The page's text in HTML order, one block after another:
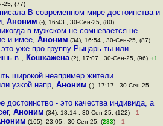
25, (77)
В современном мире достоинства и
, Аноним (-), 16:43 , 30-Сен-25, (80)
в мужском не сомневается не
и имее,Аноним (34), 16:54 , 30-Сен-25, (87)
уже про группу Рыцарь ты или
в , Кошкажена(?), 17:07 , 30-Сен-25, (96) +1
широкой неапример жители
узкой напр,Аноним (-), 17:17 , 30-Сен-25,
достоинство - это качества индивида, а
,Аноним (34), 18:14 , 30-Сен-25, (122) –1
(165), 23:05 , 30-Сен-25, (233) –1